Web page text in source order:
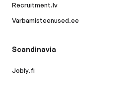
Recruitment.lv
Varbamisteenused.ee
Scandinavia
Jobly.fi